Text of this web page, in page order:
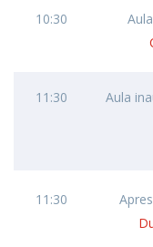
10:30
11:30 Aula
11:30